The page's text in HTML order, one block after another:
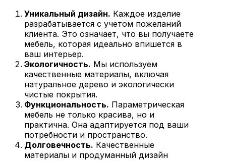
Уникальный дизайн. Каждое изделие
разрабатывается с учетом пожеланий
клиента. Это означает, что вы получаете
мебель, которая идеально впишется в
ваш интерьер.
Экологичность. Мы используем
качественные материалы, включая
натуральное дерево и экологически
чистые покрытия.
Функциональность. Параметрическая
мебель не только красива, но и
практична. Она адаптируется под ваши
потребности и пространство.
Долговечность. Качественные
материалы и продуманный дизайн